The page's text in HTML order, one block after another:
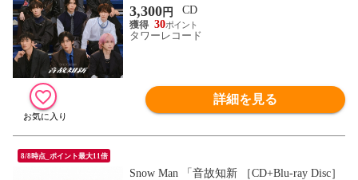
3,300円
CD
30
タワーレコード
詳細を見る
8/8時点_ポイント最大11倍
Snow Man 「音故知新 ［CD+Blu-ray Disc］